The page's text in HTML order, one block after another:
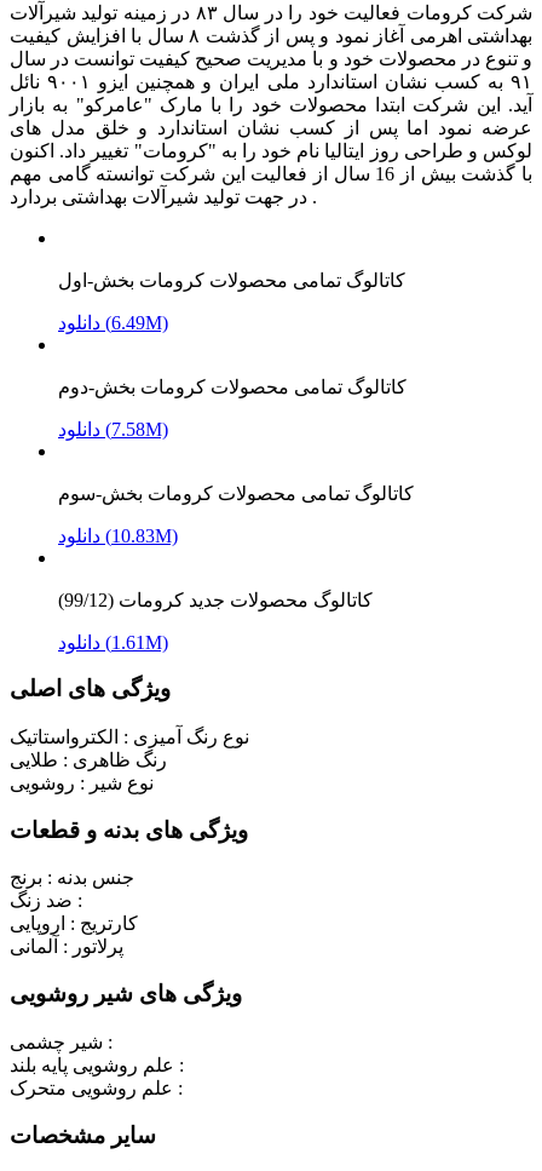
شرکت کرومات فعالیت خود را در سال ۸۳ در زمینه تولید شیرآلات
بهداشتی اهرمی آغاز نمود و پس از گذشت ۸ سال با افزایش کیفیت
و تنوع در محصولات خود و با مدیریت صحیح کیفیت توانست در سال
۹۱ به کسب نشان استاندارد ملی ایران و همچنین ایزو ۹۰۰۱ نائل
آید. این شرکت ابتدا محصولات خود را با مارک "عامرکو" به بازار
عرضه نمود اما پس از کسب نشان استاندارد و خلق مدل های
لوکس و طراحی روز ایتالیا نام خود را به "کرومات" تغییر داد. اکنون
با گذشت بیش از 16 سال از فعالیت این شرکت توانسته گامی مهم
در جهت تولید شیرآلات بهداشتی بردارد .
کاتالوگ تمامی محصولات کرومات بخش-اول
دانلود (6.49M)
کاتالوگ تمامی محصولات کرومات بخش-دوم
دانلود (7.58M)
کاتالوگ تمامی محصولات کرومات بخش-سوم
دانلود (10.83M)
کاتالوگ محصولات جدید کرومات (99/12)
دانلود (1.61M)
ویژگی های اصلی
نوع رنگ آمیزی : الکترواستاتیک
رنگ ظاهری : طلایی
نوع شیر : روشویی
ویژگی های بدنه و قطعات
جنس بدنه : برنج
ضد زنگ :
کارتریج : اروپایی
پرلاتور : آلمانی
ویژگی های شیر روشویی
شیر چشمی :
علم روشویی پایه بلند :
علم روشویی متحرک :
سایر مشخصات